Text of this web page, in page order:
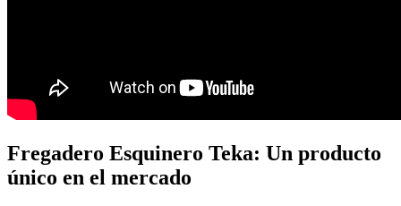
Fregadero Esquinero Teka: Un producto
único en el mercado